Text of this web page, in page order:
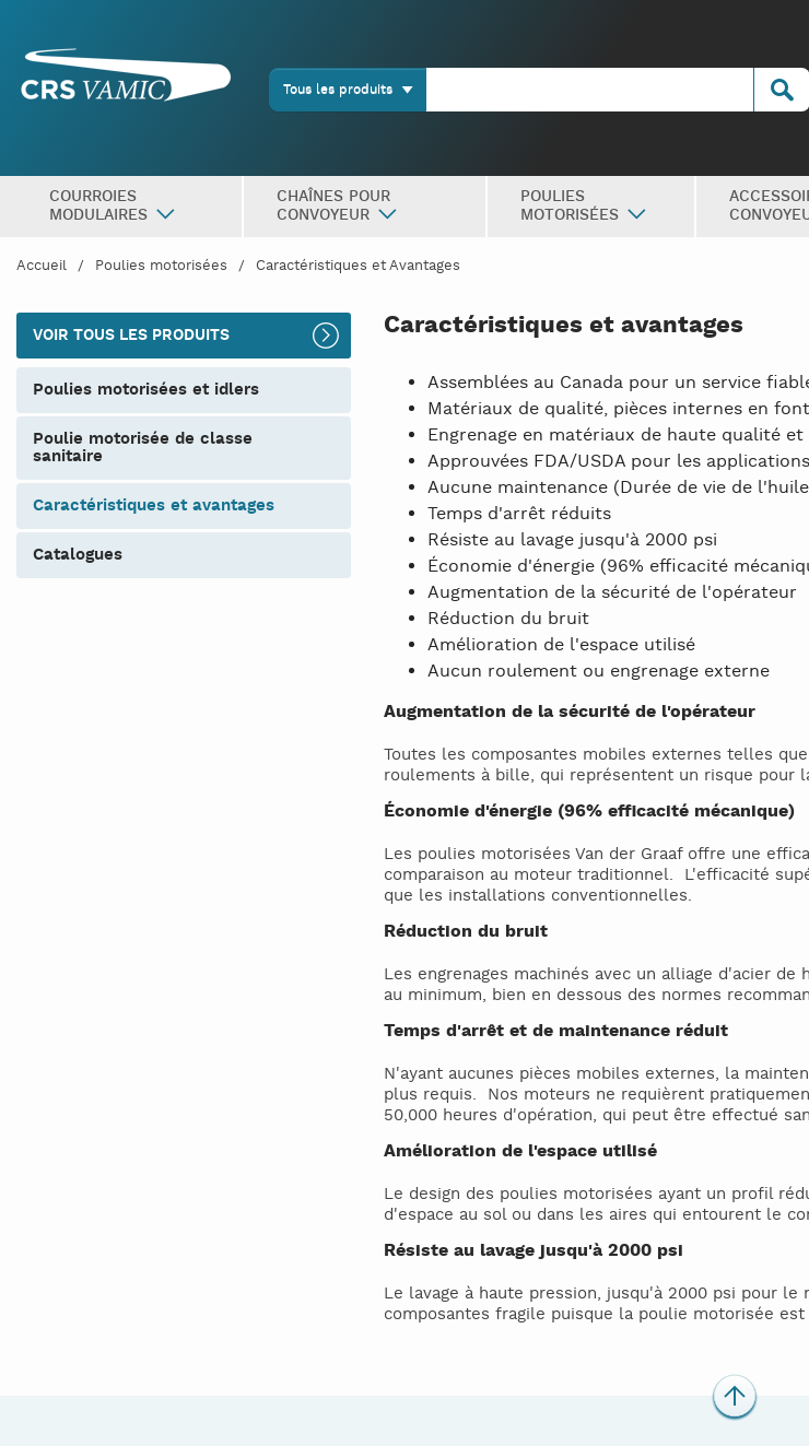
Tous les produits
COURROIES
MODULAIRES
CHAÎNES POUR
CONVOYEUR
POULIES
MOTORISÉES
Accueil Poulies motorisées Caractéristiques et Avantages
VOIR TOUS LES PRODUITS
poulies motorisées et idlers
poulie motorisée de classe
sanitaire
caractéristiques et avantages
catalogues
Caractéristiques et avantages
Assemblées au Canada pour un service
Matériaux de qualité, pièces internes en
Engrenage en matériaux de haute qualité
Approuvées FDA/USDA pour les
Aucune maintenance (Durée de vie de
Temps d'arrêt réduits
Résiste au lavage jusqu'à 2000 psi
Économie d'énergie (96% efficacité
Augmentation de la sécurité de l'opérateur
Réduction du bruit
Amélioration de l'espace utilisé
Aucun roulement ou engrenage externe
Augmentation de la sécurité de l'opérateur
Toutes les composantes mobiles externes telles
roulements à bille, qui représentent un risque pour
Économie d'énergie (96% efficacité mécanique)
Les poulies motorisées Van der Graaf offre une
comparaison au moteur traditionnel. L'efficacité
que les installations conventionnelles.
Réduction du bruit
Les engrenages machinés avec un alliage d'acier
au minimum, bien en dessous des normes
Temps d'arrêt et de maintenance réduit
N'ayant aucunes pièces mobiles externes, la
plus requis. Nos moteurs ne requièrent
50,000 heures d'opération, qui peut être effectué
Amélioration de l'espace utilisé
Le design des poulies motorisées ayant un profil
d'espace au sol ou dans les aires qui entourent le
Résiste au lavage jusqu'à 2000 psi
Le lavage à haute pression, jusqu'à 2000 psi pour
composantes fragile puisque la poulie motorisée